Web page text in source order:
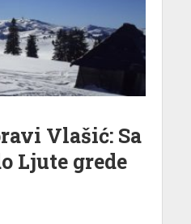
Vlašić: Sa
Ljute grede